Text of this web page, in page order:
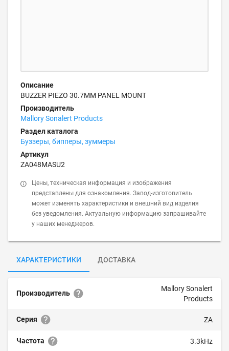
Описание
BUZZER PIEZO 30.7MM PANEL MOUNT
Производитель
Mallory Sonalert Products
Раздел каталога
Буззеры, бипперы, зуммеры
Артикул
ZA048MASU2
Цены, техническая информация и изображения
представлены для ознакомления. Завод-изготовитель
может изменять характеристики и внешний вид изделия
без уведомления. Актуальную информацию запрашивайте
у наших менеджеров.
ХАРАКТЕРИСТИКИ ДОСТАВКА
Производитель
Mallory Sonalert
Products
Серия ZA
Частота 3.3kHz